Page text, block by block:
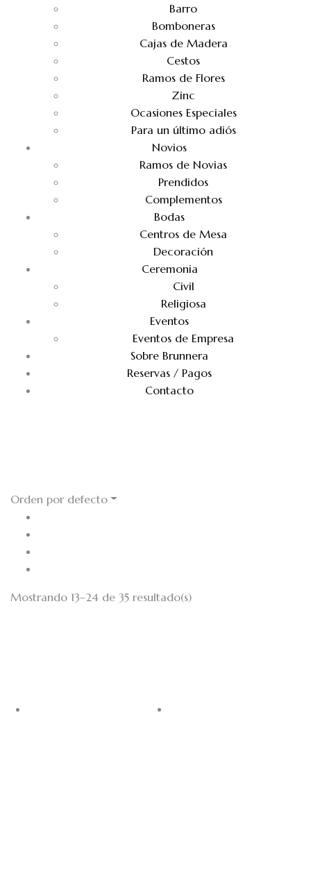
Barro
Bomboneras
Cajas de Madera
Cestos
Ramos de Flores
Zinc
Ocasiones Especiales
Para un último adiós
Novios
Ramos de Novias
Prendidos
Complementos
Bodas
Centros de Mesa
Decoración
Ceremonia
Civil
Religiosa
Eventos
Eventos de Empresa
Sobre Brunnera
Reservas / Pagos
Contacto
Orden por defecto
Mostrando 13–24 de 35 resultado(s)